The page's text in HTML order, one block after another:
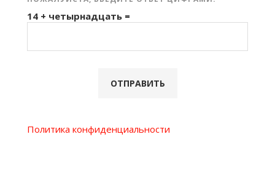
14 + четырнадцать =
Политика конфиденциальности